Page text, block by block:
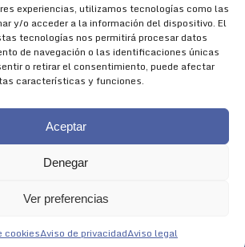
experiencias, utilizamos tecnologías como las
y/o acceder a la información del dispositivo. El
tecnologías nos permitirá procesar datos
de navegación o las identificaciones únicas
o retirar el consentimiento, puede afectar
características y funciones.
Aceptar
Denegar
Ver preferencias
cookiesAviso de privacidadAviso legal
Aviso Legal|Política de Cookies